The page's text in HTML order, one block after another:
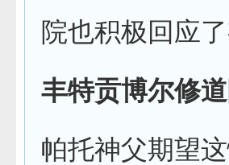
院也积极回应
丰特贡博尔修
帕托神父期望